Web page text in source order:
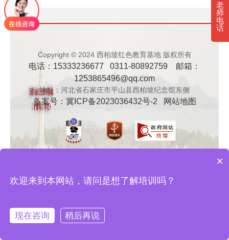
· 新时代干部培训筑牢理想信念，探秘西…
· 干部培训告别形式主义 3大西柏坡教法…
Copyright © 2024 西柏坡红色教育基地 版权所有
电话：15333236677 0311-80892759 邮箱：
1253865496@qq.com
地址：河北省石家庄市平山县西柏坡纪念馆东侧
备案号： 冀ICP备2023036432号-2 网站地图
老
师
电
话
×
欢迎来到本网站，请问是想了解培训吗？
现在咨询
稍后再说
在线咨询